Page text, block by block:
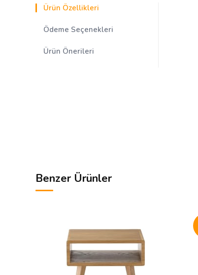
Ürün Özellikleri
Ödeme Seçenekleri
Ürün Önerileri
Benzer Ürünler